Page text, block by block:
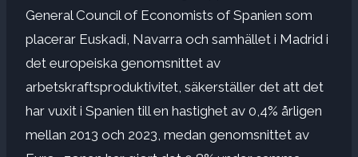
General Council of Economists of Spanien som
placerar Euskadi, Navarra och samhället i Madrid i
det europeiska genomsnittet av
arbetskraftsproduktivitet, säkerställer det att det
har vuxit i Spanien till en hastighet av 0,4% årligen
mellan 2013 och 2023, medan genomsnittet av